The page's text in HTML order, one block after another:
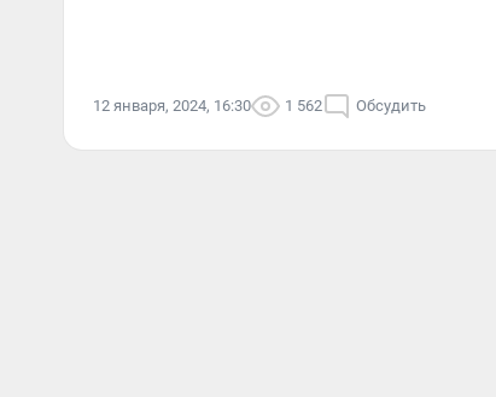
12 января, 2024, 16:30 1 562 Обсудить